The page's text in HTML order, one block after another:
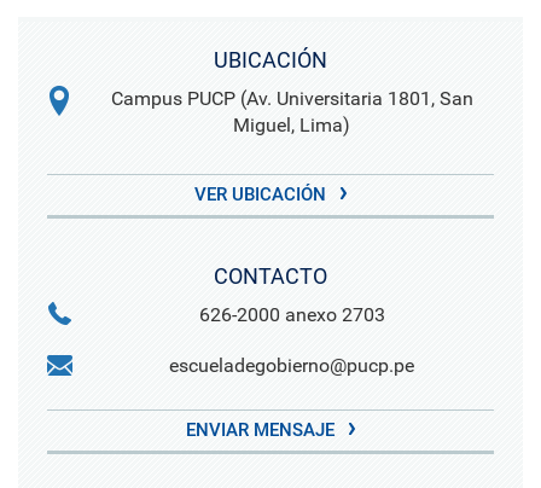
UBICACIÓN
Campus PUCP (Av. Universitaria 1801, San
Miguel, Lima)
VER UBICACIÓN
CONTACTO
626-2000 anexo 2703
escueladegobierno@pucp.pe
ENVIAR MENSAJE